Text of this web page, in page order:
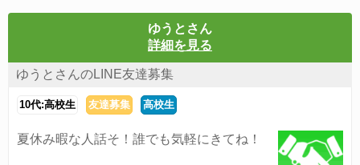
ゆうとさん
詳細を見る
ゆうとさんのLINE友達募集
10代:高校生 友達募集 高校生
夏休み暇な人話そ！誰でも気軽にきてね！